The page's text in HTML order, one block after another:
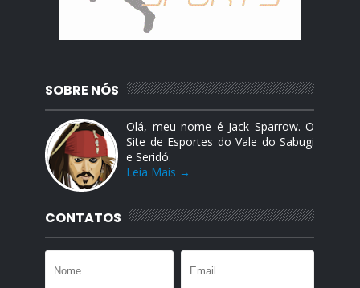
SOBRE NÓS
Olá, meu nome é Jack Sparrow. O
Site de Esportes do Vale do Sabugi
e Seridó.
Leia Mais →
CONTATOS